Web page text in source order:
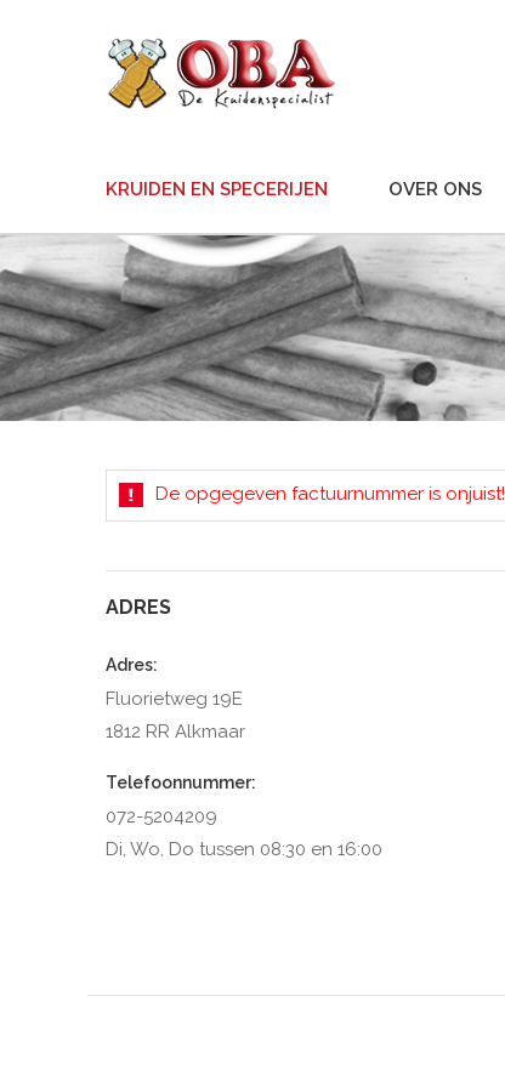
KRUIDEN EN SPECERIJEN OVER ONS
De opgegeven factuurnummer is onjuist!
ADRES
Adres:
Fluorietweg 19E
1812 RR Alkmaar
Telefoonnummer:
072-5204209
Di, Wo, Do tussen 08:30 en 16:00